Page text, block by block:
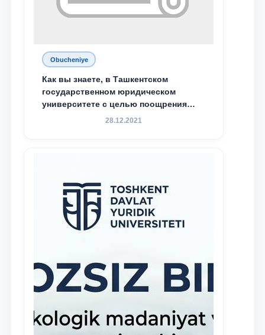
Obucheniye
Как вы знаете, в Ташкентском
государственном юридическом
университете с целью поощрения
талантливых, активных и
28.12.2021